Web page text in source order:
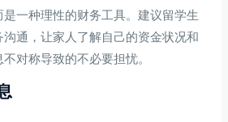
一种理性的财务工具。建议留学生
通，让家人了解自己的资金状况和
对称导致的不必要担忧。